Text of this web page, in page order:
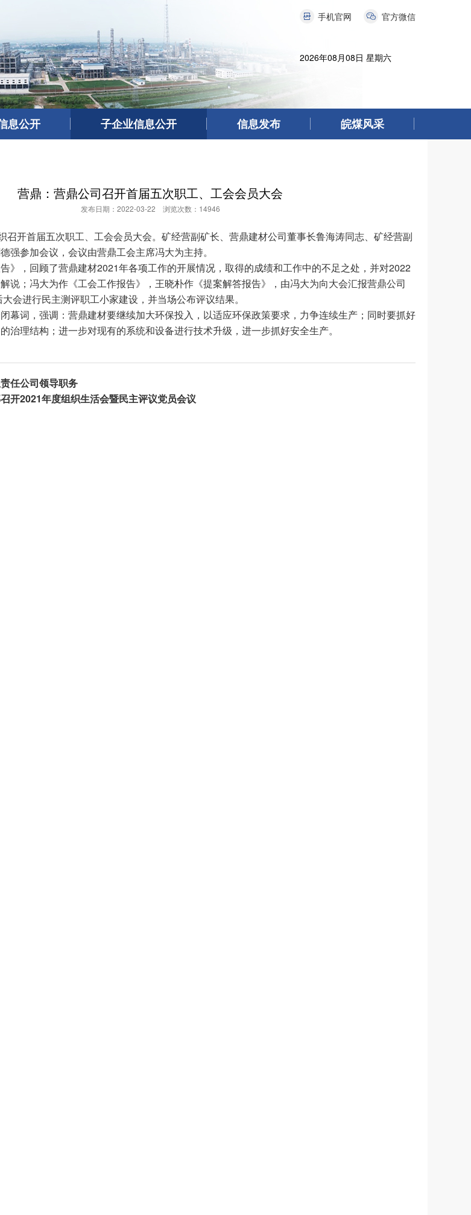
官方微信
手机官网
2026年08月08日 星期六
息公开 子企业信息公开 信息发布 皖煤风采
​营鼎：营鼎公司召开首届五次职工、工会会员大会
发布日期：2022-03-22 浏览次数：14946
召开首届五次职工、工会会员大会。矿经营副矿长、营鼎建材公司董事长鲁海涛同志、矿经营副
强参加会议，会议由营鼎工会主席冯大为主持。
》，回顾了营鼎建材2021年各项工作的开展情况，取得的成绩和工作中的不足之处，并对2022
说；冯大为作《工会工作报告》，王晓朴作《提案解答报告》，由冯大为向大会汇报营鼎公司
会进行民主测评职工小家建设，并当场公布评议结果。
幕词，强调：营鼎建材要继续加大环保投入，以适应环保政策要求，力争连续生产；同时要抓好
治理结构；进一步对现有的系统和设备进行技术升级，进一步抓好安全生产。
任公司领导职务
开2021年度组织生活会暨民主评议党员会议